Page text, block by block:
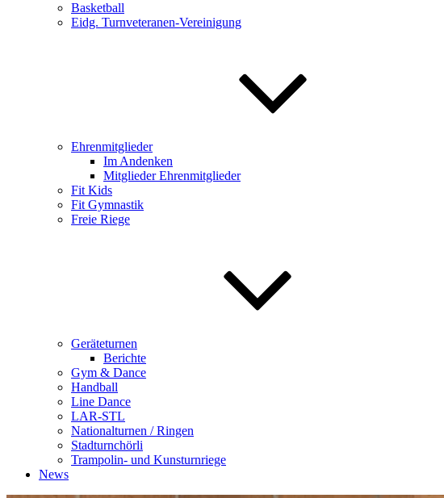
Basketball
Eidg. Turnveteranen-Vereinigung
Ehrenmitglieder
Im Andenken
Mitglieder Ehrenmitglieder
Fit Kids
Fit Gymnastik
Freie Riege
Geräteturnen
Berichte
Gym & Dance
Handball
Line Dance
LAR-STL
Nationalturnen / Ringen
Stadturnchörli
Trampolin- und Kunsturnriege
News